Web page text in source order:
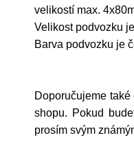
velikostí max.
Velikost podvozku
Barva podvozku je
Doporučujeme
shopu. Pokud
prosím svým